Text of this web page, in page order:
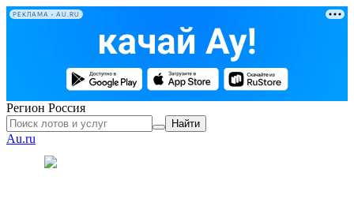
РЕКЛАМА • AU.RU
Регион Россия
Найти
Au.ru